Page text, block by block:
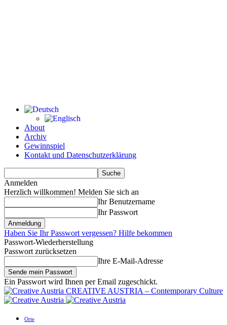
About
Archiv
Gewinnspiel
Kontakt und Datenschutzerklärung
Anmelden
Herzlich willkommen! Melden Sie sich an
Ihr Benutzername
Ihr Passwort
Haben Sie Ihr Passwort vergessen? Hilfe bekommen
Passwort-Wiederherstellung
Passwort zurücksetzen
Ihre E-Mail-Adresse
Ein Passwort wird Ihnen per Email zugeschickt.
CREATIVE AUSTRIA – Contemporary Culture
Orte